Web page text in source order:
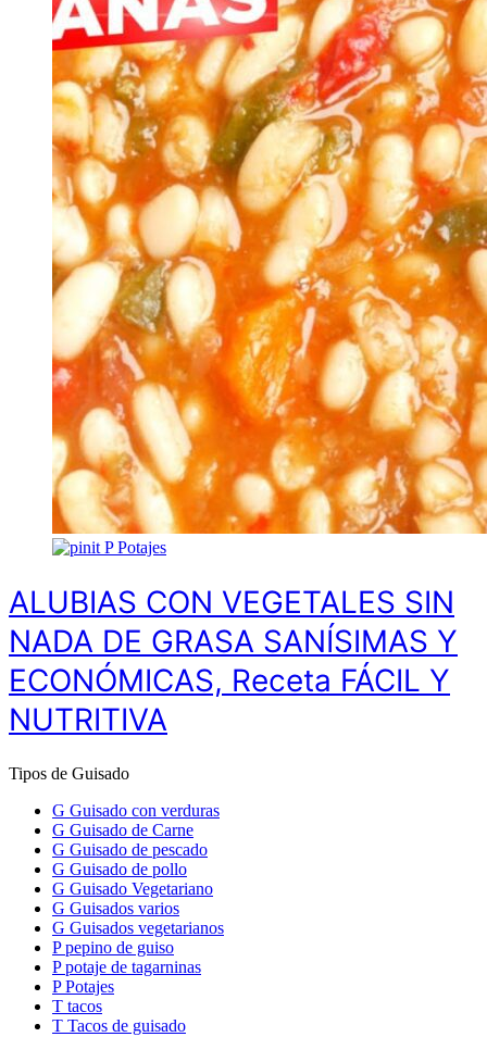
P Potajes
ALUBIAS CON VEGETALES SIN
NADA DE GRASA SANÍSIMAS Y
ECONÓMICAS, Receta FÁCIL Y
NUTRITIVA
Tipos de Guisado
G Guisado con verduras
G Guisado de Carne
G Guisado de pescado
G Guisado de pollo
G Guisado Vegetariano
G Guisados varios
G Guisados vegetarianos
P pepino de guiso
P potaje de tagarninas
P Potajes
T tacos
T Tacos de guisado